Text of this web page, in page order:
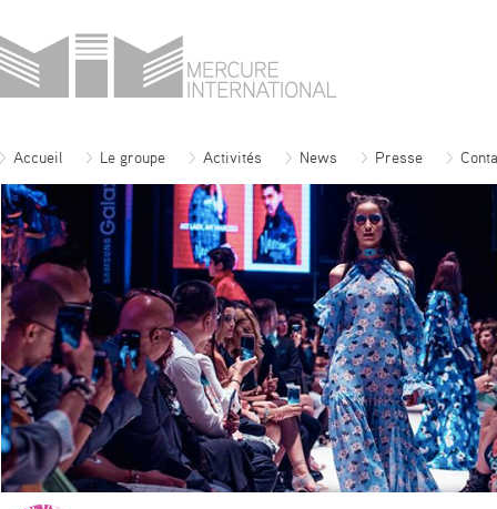
Accueil Le groupe Activités News Presse